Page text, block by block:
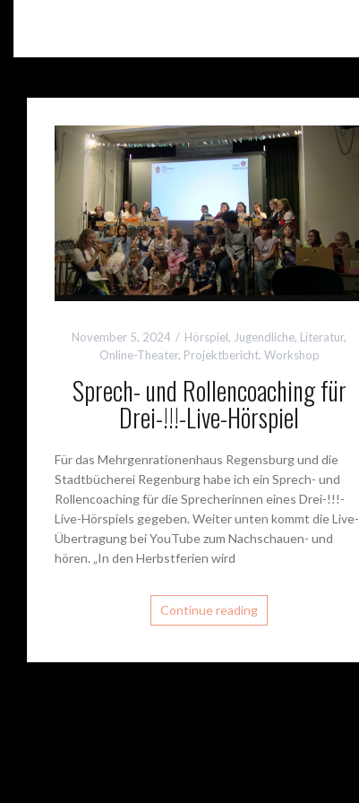
November 5, 2024 Hörspiel, Jugendliche, Literatur,
Online-Theater, Projektbericht, Workshop
Sprech- und Rollencoaching für
Drei-!!!-Live-Hörspiel
Für das Mehrgenrationenhaus Regensburg und die
Stadtbücherei Regenburg habe ich ein Sprech- und
Rollencoaching für die Sprecherinnen eines Drei-!!!-
Live-Hörspiels gegeben. Weiter unten kommt die Live-
Übertragung bei YouTube zum Nachschauen- und
hören. „In den Herbstferien wird
Continue reading